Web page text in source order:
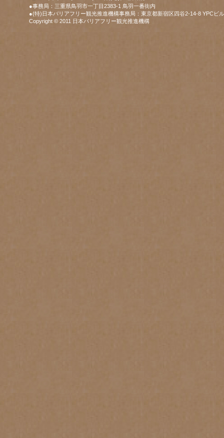
●事務局：三重県鳥羽市一丁目2383-1 鳥羽一番街内
●(特)日本バリアフリー観光推進機構事務局：東京都新宿区四谷2-14-8 YPCビ
Copyright © 2011 日本バリアフリー観光推進機構